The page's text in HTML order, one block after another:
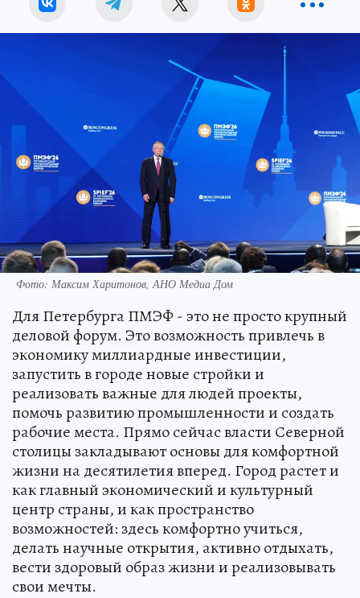
Фото: Максим Харитонов, АНО Медиа Дом
Для Петербурга ПМЭФ - это не просто крупный
деловой форум. Это возможность привлечь в
экономику миллиардные инвестиции,
запустить в городе новые стройки и
реализовать важные для людей проекты,
помочь развитию промышленности и создать
рабочие места. Прямо сейчас власти Северной
столицы закладывают основы для комфортной
жизни на десятилетия вперед. Город растет и
как главный экономический и культурный
центр страны, и как пространство
возможностей: здесь комфортно учиться,
делать научные открытия, активно отдыхать,
вести здоровый образ жизни и реализовывать
свои мечты.